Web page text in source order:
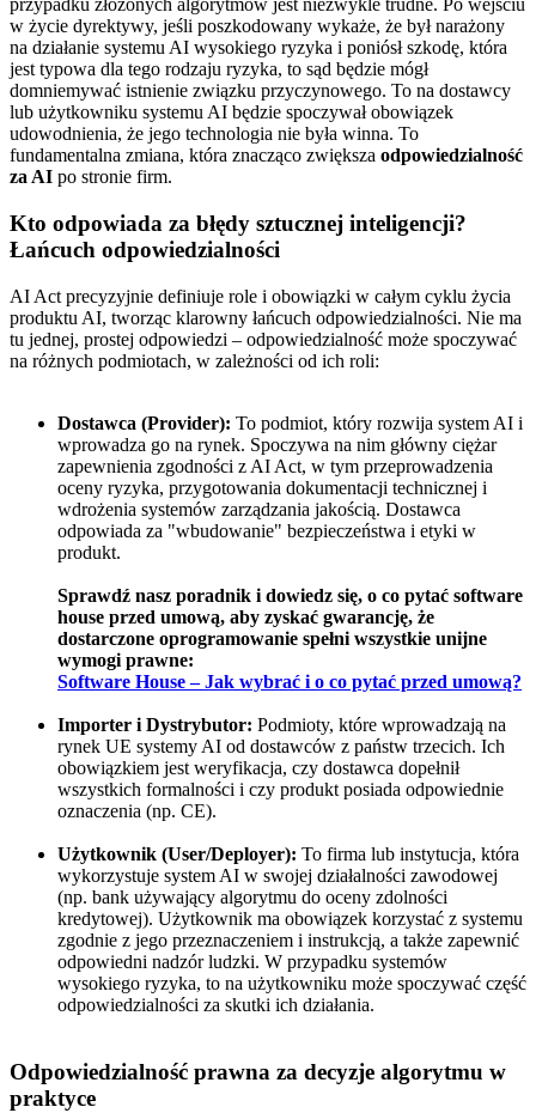
przypadku złożonych algorytmów jest niezwykle trudne. Po wejściu
w życie dyrektywy, jeśli poszkodowany wykaże, że był narażony
na działanie systemu AI wysokiego ryzyka i poniósł szkodę, która
jest typowa dla tego rodzaju ryzyka, to sąd będzie mógł
domniemywać istnienie związku przyczynowego. To na dostawcy
lub użytkowniku systemu AI będzie spoczywał obowiązek
udowodnienia, że jego technologia nie była winna. To
fundamentalna zmiana, która znacząco zwiększa odpowiedzialność
za AI po stronie firm.
Kto odpowiada za błędy sztucznej inteligencji?
Łańcuch odpowiedzialności
AI Act precyzyjnie definiuje role i obowiązki w całym cyklu życia
produktu AI, tworząc klarowny łańcuch odpowiedzialności. Nie ma
tu jednej, prostej odpowiedzi – odpowiedzialność może spoczywać
na różnych podmiotach, w zależności od ich roli:
Dostawca (Provider): To podmiot, który rozwija system AI i
wprowadza go na rynek. Spoczywa na nim główny ciężar
zapewnienia zgodności z AI Act, w tym przeprowadzenia
oceny ryzyka, przygotowania dokumentacji technicznej i
wdrożenia systemów zarządzania jakością. Dostawca
odpowiada za "wbudowanie" bezpieczeństwa i etyki w
produkt.
Sprawdź nasz poradnik i dowiedz się, o co pytać software
house przed umową, aby zyskać gwarancję, że
dostarczone oprogramowanie spełni wszystkie unijne
wymogi prawne:
Software House – Jak wybrać i o co pytać przed umową?
Importer i Dystrybutor: Podmioty, które wprowadzają na
rynek UE systemy AI od dostawców z państw trzecich. Ich
obowiązkiem jest weryfikacja, czy dostawca dopełnił
wszystkich formalności i czy produkt posiada odpowiednie
oznaczenia (np. CE).
Użytkownik (User/Deployer): To firma lub instytucja, która
wykorzystuje system AI w swojej działalności zawodowej
(np. bank używający algorytmu do oceny zdolności
kredytowej). Użytkownik ma obowiązek korzystać z systemu
zgodnie z jego przeznaczeniem i instrukcją, a także zapewnić
odpowiedni nadzór ludzki. W przypadku systemów
wysokiego ryzyka, to na użytkowniku może spoczywać część
odpowiedzialności za skutki ich działania.
Odpowiedzialność prawna za decyzje algorytmu w
praktyce